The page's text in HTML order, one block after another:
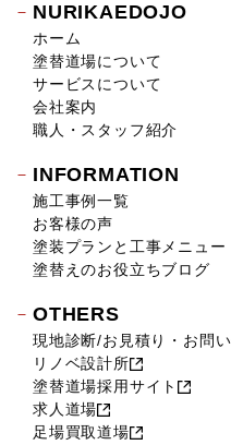
NURIKAEDOJO
ホーム
塗替道場について
サービスについて
会社案内
職人・スタッフ紹介
INFORMATION
施工事例一覧
お客様の声
塗装プランと工事メニュー
塗替えのお役立ちブログ
OTHERS
現地診断/お見積り・お問
リノベ設計所
塗替道場採用サイト
求人道場
足場買取道場